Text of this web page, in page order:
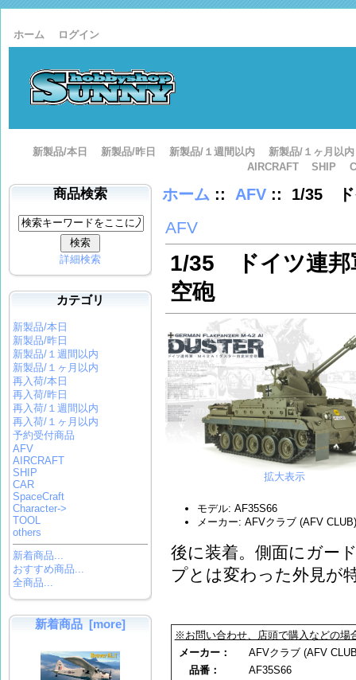
ホーム ログイン
新製品/本日 新製品/昨日 新製品/１週間以内
新製品/１ヶ月以内
AIRCRAFT
SHIP
商品検索
詳細検索
カテゴリ
新製品/本日
新製品/昨日
新製品/１週間以内
新製品/１ヶ月以内
再入荷/本日
再入荷/昨日
再入荷/１週間以内
再入荷/１ヶ月以内
予約受付商品
AFV
AIRCRAFT
SHIP
CAR
SpaceCraft
Character->
TOOL
others
新着商品...
おすすめ商品...
全商品...
新着商品 [more]
ホーム :: AFV :: 1/35 ド
AFV
1/35 ドイツ連邦
空砲
拡大表示
モデル: AF35S66
メーカー: AFVクラブ (AFV
後に装着。側面にガー
プとは変わった外見が
※お問い合わせ、店頭で購入などの場
メーカー：
AFVクラブ (AFV
品番：
AF35S66